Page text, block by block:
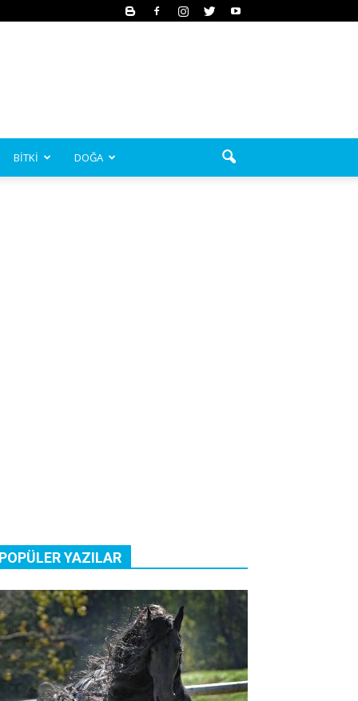
BİTKİ DOĞA
POPÜLER YAZILAR